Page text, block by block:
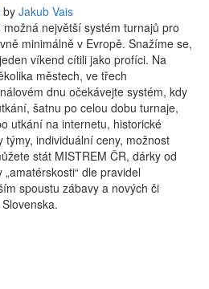
by Jakub Vais
největší systém turnajů pro
minimálně v Evropě. Snažíme se,
víkend cítili jako profíci. Na
městech, ve třech
dnu očekávejte systém, kdy
šatnu po celou dobu turnaje,
utkání na internetu, historické
týmy, individuální ceny, možnost
stát MISTREM ČR, dárky od
dle pravidel
spoustu zábavy a nových či